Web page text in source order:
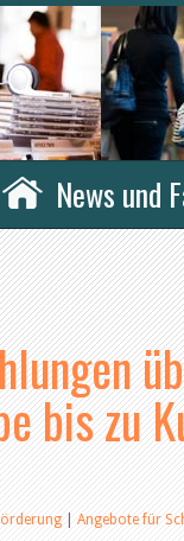
News und
bis zu
Angebote für